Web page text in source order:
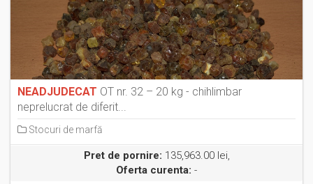
NEADJUDECAT OT nr. 32 – 20 kg - chihlimbar
neprelucrat de diferit...
Stocuri de marfă
Pret de pornire: 135,963.00 lei,
Oferta curenta: -